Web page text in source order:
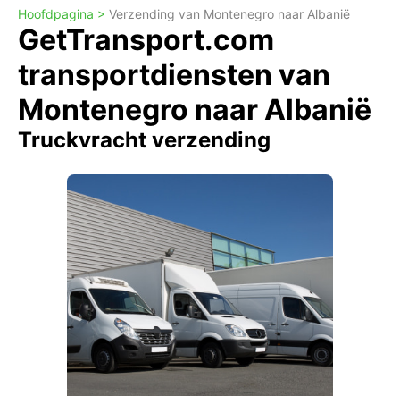
Hoofdpagina > Verzending van Montenegro naar Albanië
GetTransport.com
transportdiensten van
Montenegro naar Albanië
Truckvracht verzending